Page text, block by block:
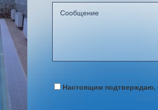
Настоящим подтверждаю,